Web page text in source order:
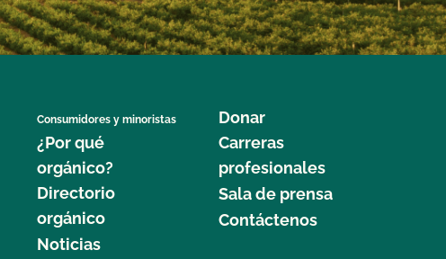
Consumidores y minoristas
¿Por qué
orgánico?
Directorio
orgánico
Noticias
Donar
Carreras
profesionales
Sala de prensa
Contáctenos